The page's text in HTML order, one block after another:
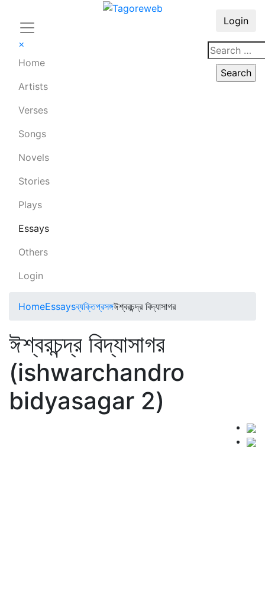
×
Home
Artists
Verses
Songs
Novels
Stories
Plays
Essays
Others
Login
Login
HomeEssaysব্যক্তিপ্রসঙ্গঈশ্বরচন্দ্র বিদ্যাসাগর
ঈশ্বরচন্দ্র বিদ্যাসাগর
(ishwarchandro
bidyasagar 2)